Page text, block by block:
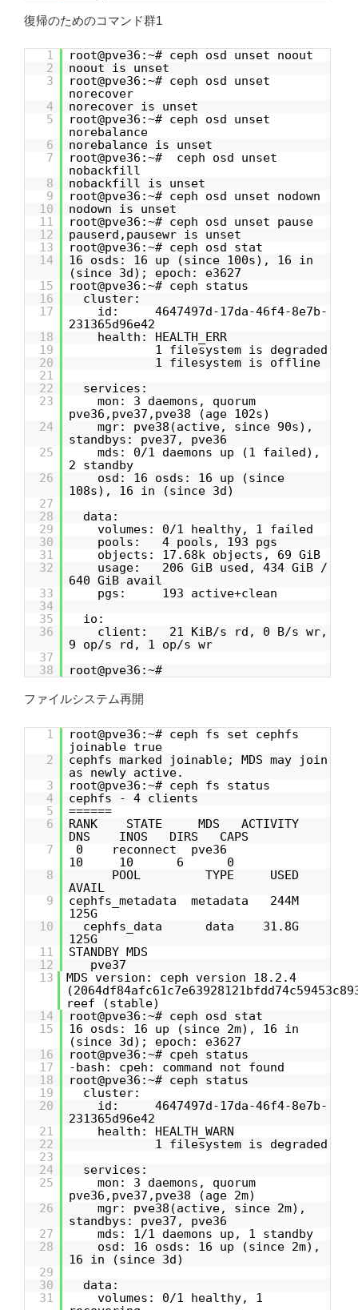
復帰のためのコマンド群1
1
root@pve36:~# ceph osd unset noout
2
noout is unset
3
root@pve36:~# ceph osd unset
norecover
4
norecover is unset
5
root@pve36:~# ceph osd unset
norebalance
6
norebalance is unset
7
root@pve36:~# ceph osd unset
nobackfill
8
nobackfill is unset
9
root@pve36:~# ceph osd unset nodown
10
nodown is unset
11
root@pve36:~# ceph osd unset pause
12
pauserd,pausewr is unset
13
root@pve36:~# ceph osd stat
14
16 osds: 16 up (since 100s), 16 in
(since 3d); epoch: e3627
15
root@pve36:~# ceph status
16
cluster:
17
id: 4647497d-17da-46f4-8e7b-
231365d96e42
18
health: HEALTH_ERR
19
1 filesystem is degraded
20
1 filesystem is offline
21
22
services:
23
mon: 3 daemons, quorum
pve36,pve37,pve38 (age 102s)
24
mgr: pve38(active, since 90s),
standbys: pve37, pve36
25
mds: 0/1 daemons up (1 failed),
2 standby
26
osd: 16 osds: 16 up (since
108s), 16 in (since 3d)
27
28
data:
29
volumes: 0/1 healthy, 1 failed
30
pools: 4 pools, 193 pgs
31
objects: 17.68k objects, 69 GiB
32
usage: 206 GiB used, 434 GiB /
640 GiB avail
33
pgs: 193 active+clean
34
35
io:
36
client: 21 KiB/s rd, 0 B/s wr,
9 op/s rd, 1 op/s wr
37
38
root@pve36:~#
ファイルシステム再開
1
root@pve36:~# ceph fs set cephfs
joinable true
2
cephfs marked joinable; MDS may join
as newly active.
3
root@pve36:~# ceph fs status
4
cephfs - 4 clients
5
======
6
RANK STATE MDS ACTIVITY
DNS INOS DIRS CAPS
7
0 reconnect pve36
10 10 6 0
8
POOL TYPE USED
AVAIL
9
cephfs_metadata metadata 244M
125G
10
cephfs_data data 31.8G
125G
11
STANDBY MDS
12
pve37
13
MDS version: ceph version 18.2.4
reef (stable)
14
root@pve36:~# ceph osd stat
15
16 osds: 16 up (since 2m), 16 in
(since 3d); epoch: e3627
16
root@pve36:~# cpeh status
17
-bash: cpeh: command not found
18
root@pve36:~# ceph status
19
cluster:
20
id: 4647497d-17da-46f4-8e7b-
231365d96e42
21
health: HEALTH_WARN
22
1 filesystem is degraded
23
24
services:
25
mon: 3 daemons, quorum
pve36,pve37,pve38 (age 2m)
26
mgr: pve38(active, since 2m),
standbys: pve37, pve36
27
mds: 1/1 daemons up, 1 standby
28
osd: 16 osds: 16 up (since 2m),
16 in (since 3d)
29
30
data:
31
volumes: 0/1 healthy, 1